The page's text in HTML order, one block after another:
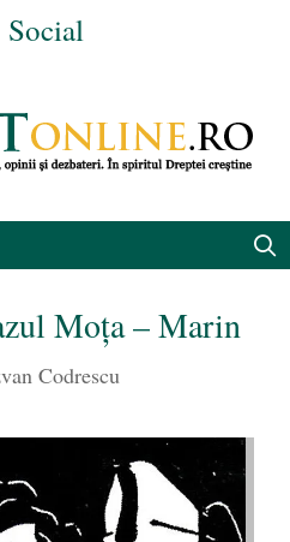
Social
Moța – Marin
Codrescu